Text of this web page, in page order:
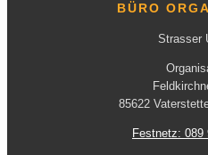
BÜRO
Strasser
85622
Festnetz: 089